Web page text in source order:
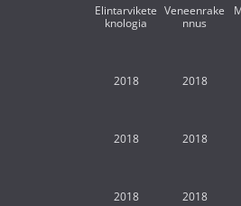
Elintarvikete
knologia
Veneenrake
nnus
2018 2018
2018 2018
2018 2018